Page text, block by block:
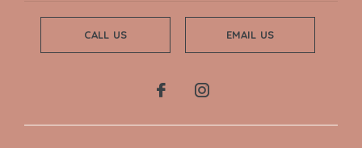
CALL US EMAIL US